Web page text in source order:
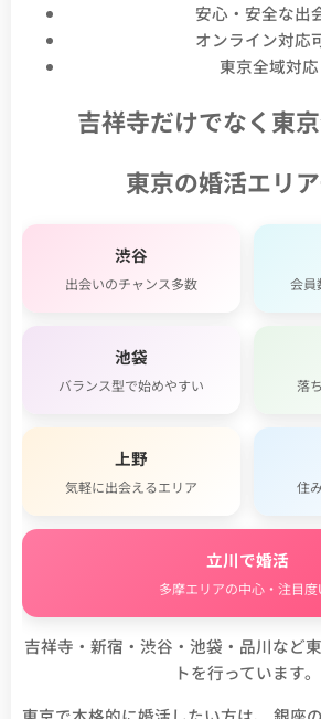
安心・安全な出
オンライン対応
東京全域対応
吉祥寺だけでなく東
東京の婚活エリ
渋谷
出会いのチャンス多数 会員
池袋
バランス型で始めやすい 落
上野
気軽に出会えるエリア 住
立川で婚活
多摩エリアの中心・注目度
吉祥寺・新宿・渋谷・池袋・品川など
トを行っています。